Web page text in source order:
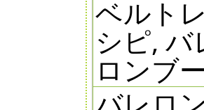
ベルト
シピ,
ロンブ